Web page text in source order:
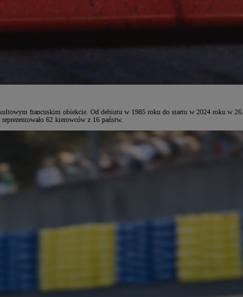
francuskim obiekcie. Od debiutu w 1985 roku do startu w 2024 roku w
62 kierowców z 16 państw.